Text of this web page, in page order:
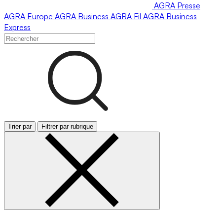
AGRA Presse
AGRA Europe AGRA Business AGRA Fil AGRA Business
Express
Trier par Filtrer par rubrique